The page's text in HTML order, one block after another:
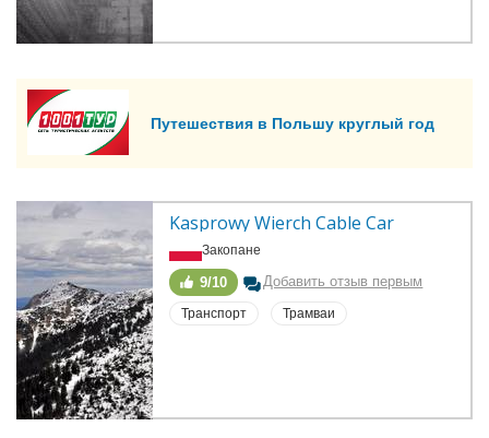
Путешествия в Польшу круглый год
Kasprowy Wierch Cable Car
Закопане
9/10 Добавить отзыв первым
Транспорт Трамваи